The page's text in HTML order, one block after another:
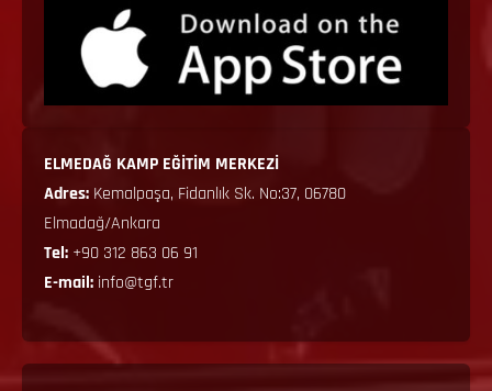
ELMEDAĞ KAMP EĞİTİM MERKEZİ
Adres: Kemalpaşa, Fidanlık Sk. No:37, 06780
Elmadağ/Ankara
Tel: +90 312 863 06 91
E-mail: info@tgf.tr